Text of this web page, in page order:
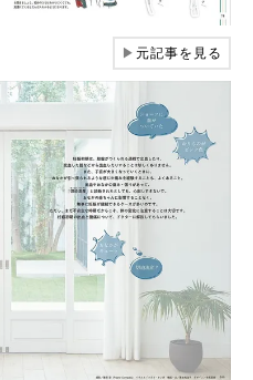
▶元記事を見る